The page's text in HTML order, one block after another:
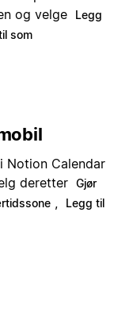
og velge
Legg
som
Notion Calendar
deretter Gjør
Legg til